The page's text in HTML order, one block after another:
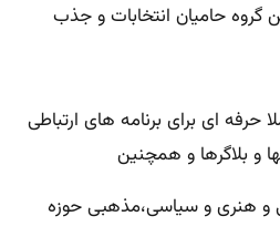
حامیان انتخابات و جذب
حرفه ای برای برنامه های ارتباطی
و بلاگرها و همچنین
و هنری و سیاسی،مذهبی حوزه